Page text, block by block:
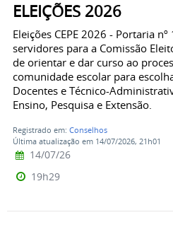
ELEIÇÕES 2026
Eleições CEPE 2026 - Portaria
servidores para a Comissão
de orientar e dar curso ao
comunidade escolar para
Docentes e Técnico-
Ensino, Pesquisa e Extensão.
Registrado em: Conselhos
Última atualização em 14/07/2026, 21h01
14/07/26
19h29